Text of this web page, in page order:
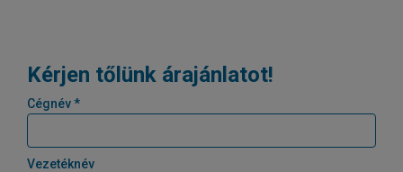
Kérjen tőlünk árajánlatot!
Cégnév *
Vezetéknév